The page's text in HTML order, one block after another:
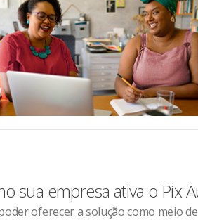
sua empresa ativa o Pix
oferecer a solução como meio